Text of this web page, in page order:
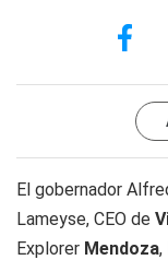
El gobernador
Lameyse, CEO de
Explorer Mendoza,